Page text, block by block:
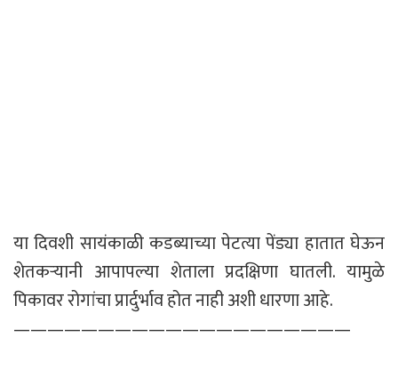
या दिवशी सायंकाळी कडब्याच्या पेटत्या पेंड्या हातात घेऊन
शेतकऱ्यानी आपापल्या शेताला प्रदक्षिणा घातली. यामुळे
पिकावर रोगांचा प्रार्दुर्भाव होत नाही अशी धारणा आहे.
————————————————————